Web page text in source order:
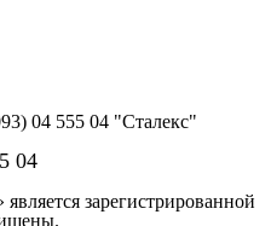
04 555 04 "Сталекс"
04
зарегистрированной